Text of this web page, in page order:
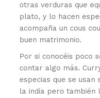
otras verduras que
plato, y lo hacen
acompaña un cous
buen matrimonio.
Por si conocéis poco
contar algo más.
especias que se
la india pero también